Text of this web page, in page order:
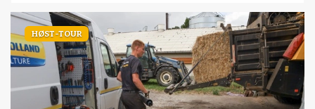
HØST-TOUR